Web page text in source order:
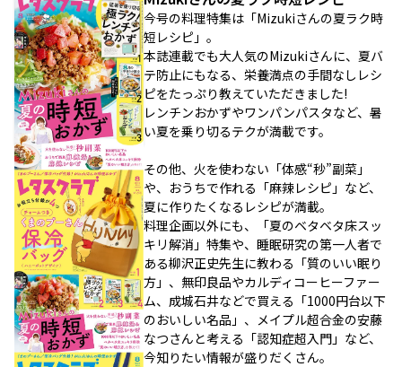
今号の料理特集は「Mizukiさんの夏ラク時
短レシピ」。
本誌連載でも大人気のMizukiさんに、夏バ
テ防止にもなる、栄養満点の手間なしレシ
ピをたっぷり教えていただきました!
レンチンおかずやワンパンパスタなど、暑
い夏を乗り切るテクが満載です。
その他、火を使わない「体感“秒”副菜」
や、おうちで作れる「麻辣レシピ」など、
夏に作りたくなるレシピが満載。
料理企画以外にも、「夏のベタベタ床スッ
キリ解消」特集や、睡眠研究の第一人者で
ある柳沢正史先生に教わる「質のいい眠り
方」、無印良品やカルディコーヒーファー
ム、成城石井などで買える「1000円台以下
のおいしい名品」、メイプル超合金の安藤
なつさんと考える「認知症超入門」など、
今知りたい情報が盛りだくさん。